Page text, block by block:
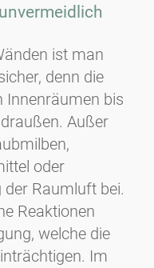
ist man
denn die
bis
Außer
oder
Raumluft bei.
Reaktionen
welche die
Im